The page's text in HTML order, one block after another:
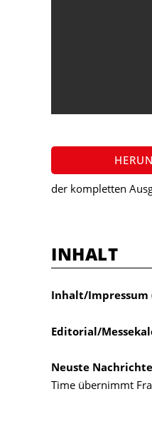
der kompletten
INHALT
Inhalt/Impressum
Editorial/
Neuste
Time übernimmt